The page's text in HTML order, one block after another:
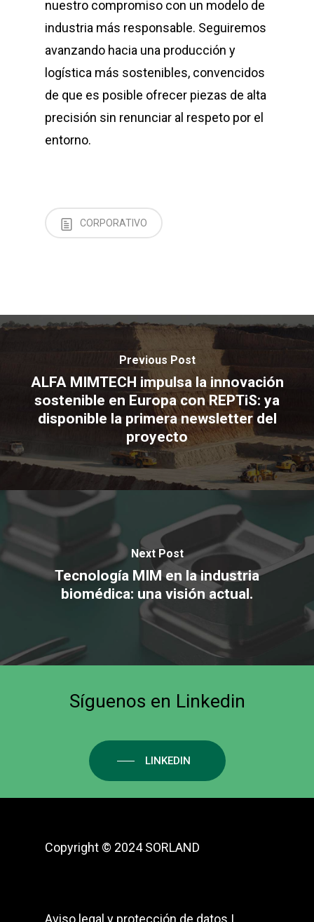
nuestro compromiso con un modelo de
industria más responsable. Seguiremos
avanzando hacia una producción y
logística más sostenibles, convencidos
de que es posible ofrecer piezas de alta
precisión sin renunciar al respeto por el
entorno.
CORPORATIVO
Previous Post
ALFA MIMTECH impulsa la innovación
sostenible en Europa con REPTiS: ya
disponible la primera newsletter del
proyecto
Next Post
Tecnología MIM en la industria
biomédica: una visión actual.
Síguenos en Linkedin
LINKEDIN
Copyright © 2024 SORLAND
Aviso legal y protección de datos |